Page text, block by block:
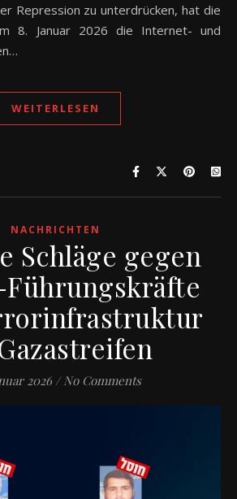
Repression zu unterdrücken, hat die
8. Januar 2026 die Internet- und
WEITERLESEN
NACHRICHTEN
Schläge gegen
Führungskräfte
2026 / No Comments